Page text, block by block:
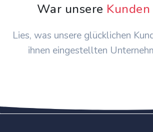
War unsere Kunden
Lies, was unsere glücklichen
ihnen eingestellten